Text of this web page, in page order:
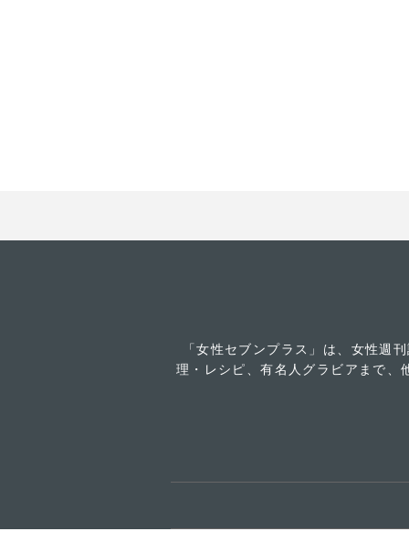
「女性セブンプラス」は、女性週
理・レシピ、有名人グラビアまで